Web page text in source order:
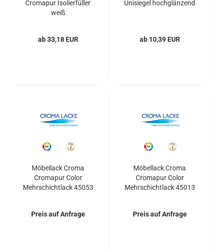
Cromapur Isolierfüller
weiß
ab 33,18 EUR
Unisiegel hochglänzend
ab 10,39 EUR
Möbellack Croma
Cromapur Color
Mehrschichtlack 45053
Preis auf Anfrage
Möbellack Croma
Cromapur Color
Mehrschichtlack 45013
Preis auf Anfrage